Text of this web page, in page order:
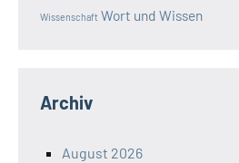
Wissenschaft Wort und Wissen
Archiv
August 2026